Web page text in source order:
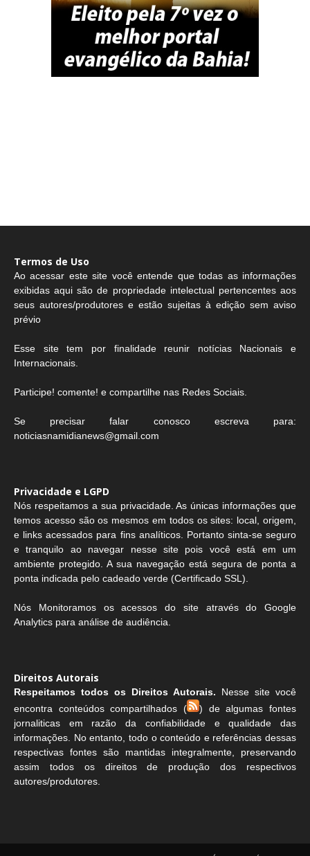
Termos de Uso
Ao acessar este site você entende que todas as informações
exibidas aqui são de propriedade intelectual pertencentes aos
seus autores/produtores e estão sujeitas à edição sem aviso
prévio
Esse site tem por finalidade reunir notícias Nacionais e
Internacionais.
Participe! comente! e compartilhe nas Redes Sociais.
Se precisar falar conosco escreva para:
noticiasnamidianews@gmail.com
Privacidade e LGPD
Nós respeitamos a sua privacidade. As únicas informações que
temos acesso são os mesmos em todos os sites: local, origem,
e links acessados para fins analíticos. Portanto sinta-se seguro
e tranquilo ao navegar nesse site pois você está em um
ambiente protegido. A sua navegação está segura de ponta a
ponta indicada pelo cadeado verde (Certificado SSL).
Nós Monitoramos os acessos do site através do Google
Analytics para análise de audiência.
Direitos Autorais
Respeitamos todos os Direitos Autorais. Nesse site você
encontra conteúdos compartilhados (
) de algumas fontes
jornaliticas em razão da confiabilidade e qualidade das
informações. No entanto, todo o conteúdo e referências dessas
respectivas fontes são mantidas integralmente, preservando
assim todos os direitos de produção dos respectivos
autores/produtores.